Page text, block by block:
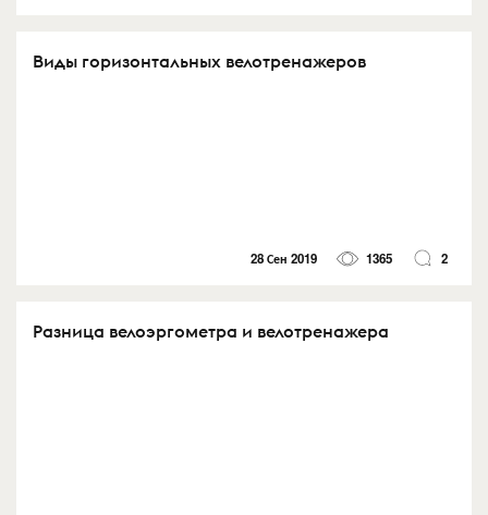
Виды горизонтальных велотренажеров
28 Сен 2019 1365 2
Разница велоэргометра и велотренажера